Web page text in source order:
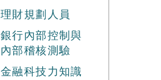
理財規劃人員
銀行內部控制與
內部稽核測驗
金融科技力知識